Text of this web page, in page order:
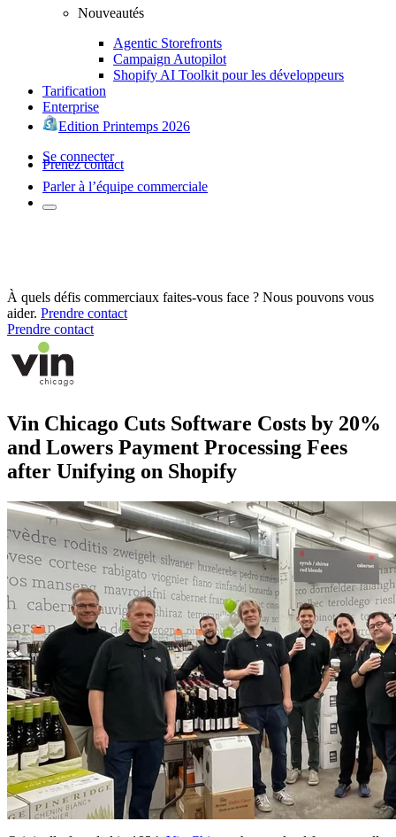
Nouveautés
Agentic Storefronts
Campaign Autopilot
Shopify AI Toolkit pour les développeurs
Tarification
Enterprise
Edition Printemps 2026
Se connecter
Prenez contact
Parler à l’équipe commerciale
À quels défis commerciaux faites-vous face ? Nous pouvons vous
aider. Prendre contact
Prendre contact
Vin Chicago Cuts Software Costs by 20%
and Lowers Payment Processing Fees
after Unifying on Shopify